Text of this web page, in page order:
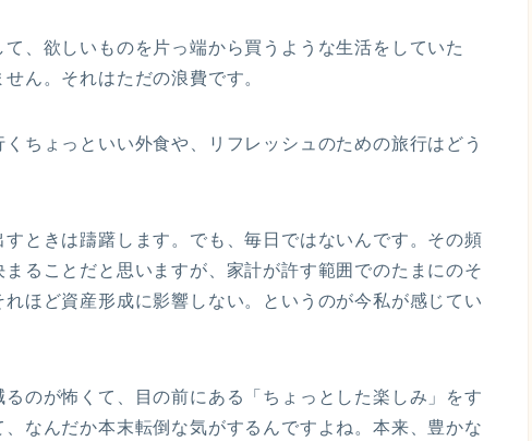
、欲しいものを片っ端から買うような生活をしていた
ん。それはただの浪費です。
ちょっといい外食や、リフレッシュのための旅行はどう
ときは躊躇します。でも、毎日ではないんです。その頻
ることだと思いますが、家計が許す範囲でのたまにのそ
ほど資産形成に影響しない。というのが今私が感じてい
のが怖くて、目の前にある「ちょっとした楽しみ」をす
なんだか本末転倒な気がするんですよね。本来、豊かな